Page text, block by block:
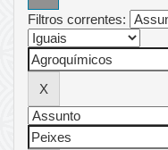
Filtros correntes: